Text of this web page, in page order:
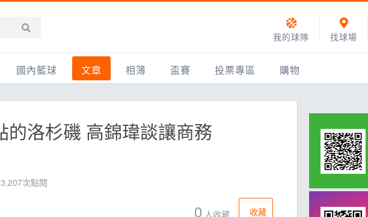
找球場
我的球隊
國內籃球
聞報導
灣職籃
文章
全部
新聞報導
相簿
精選相簿
網友相簿
盃賽
IMBC躍動籃球聯盟
DLIVE週末籃球聯賽
Ding Yu頂煜籃球聯盟
TYGS籃球聯盟
ELITE週日籃球聯盟
投票專區 購物
洛杉磯 高錦瑋談讓商務
3,207次點閱
0 人收藏 收藏